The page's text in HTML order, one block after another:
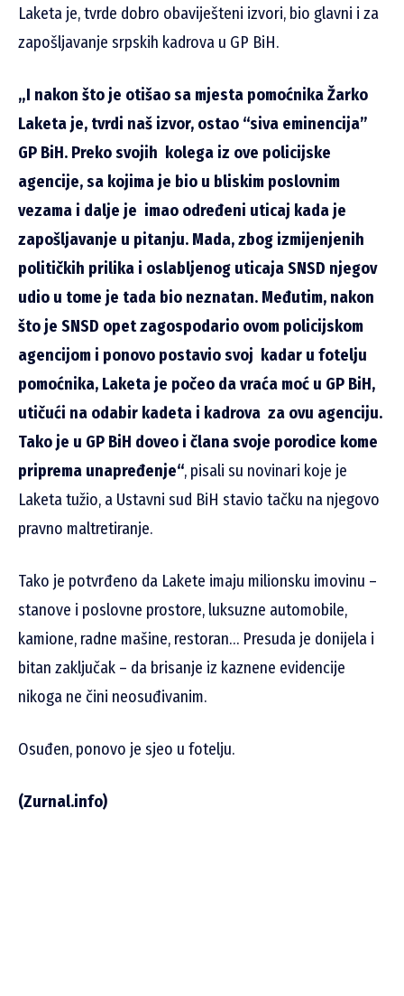
Laketa je, tvrde dobro obaviješteni izvori, bio glavni i za
zapošljavanje srpskih kadrova u GP BiH.
„I nakon što je otišao sa mjesta pomoćnika Žarko
Laketa je, tvrdi naš izvor, ostao “siva eminencija”
GP BiH. Preko svojih kolega iz ove policijske
agencije, sa kojima je bio u bliskim poslovnim
vezama i dalje je imao određeni uticaj kada je
zapošljavanje u pitanju. Mada, zbog izmijenjenih
političkih prilika i oslabljenog uticaja SNSD njegov
udio u tome je tada bio neznatan. Međutim, nakon
što je SNSD opet zagospodario ovom policijskom
agencijom i ponovo postavio svoj kadar u fotelju
pomoćnika, Laketa je počeo da vraća moć u GP BiH,
utičući na odabir kadeta i kadrova za ovu agenciju.
Tako je u GP BiH doveo i člana svoje porodice kome
priprema unapređenje“, pisali su novinari koje je
Laketa tužio, a Ustavni sud BiH stavio tačku na njegovo
pravno maltretiranje.
Tako je potvrđeno da Lakete imaju milionsku imovinu –
stanove i poslovne prostore, luksuzne automobile,
kamione, radne mašine, restoran… Presuda je donijela i
bitan zaključak – da brisanje iz kaznene evidencije
nikoga ne čini neosuđivanim.
Osuđen, ponovo je sjeo u fotelju.
(Zurnal.info)